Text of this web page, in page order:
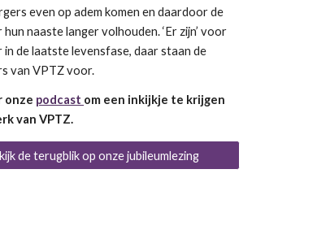
even op adem komen en daardoor de
naaste langer volhouden. ‘Er zijn’ voor
in de laatste levensfase, daar staan de
van VPTZ voor.
onze podcast om een inkijkje te krijgen
van VPTZ.
de terugblik op onze jubileumlezing